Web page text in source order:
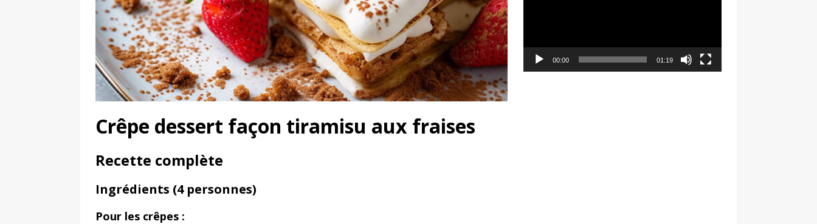
Crêpe dessert façon tiramisu aux fraises
Recette complète
Ingrédients (4 personnes)
Pour les crêpes :
00:00 01:19